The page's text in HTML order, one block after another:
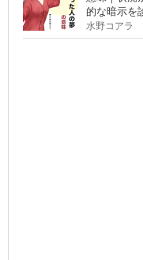
的な暗示を
水野コアラ